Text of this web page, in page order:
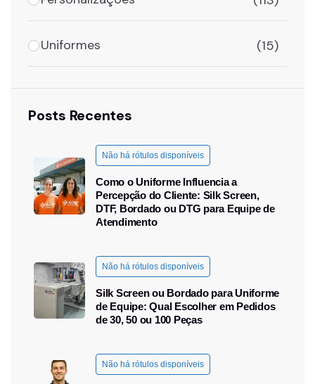
Uniformes (15)
Posts Recentes
Não há rótulos disponíveis
Como o Uniforme Influencia a
Percepção do Cliente: Silk Screen,
DTF, Bordado ou DTG para Equipe de
Atendimento
Não há rótulos disponíveis
Silk Screen ou Bordado para Uniforme
de Equipe: Qual Escolher em Pedidos
de 30, 50 ou 100 Peças
Não há rótulos disponíveis